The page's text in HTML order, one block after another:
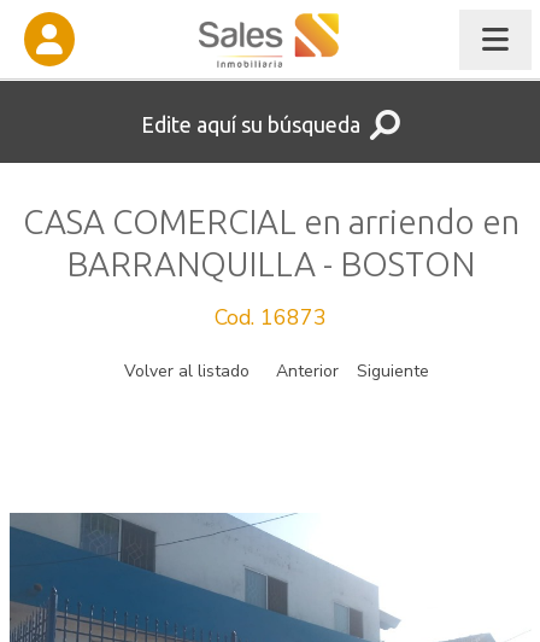
Edite aquí su búsqueda
CASA COMERCIAL en arriendo en
BARRANQUILLA - BOSTON
Cod. 16873
Volver al listado Anterior Siguiente